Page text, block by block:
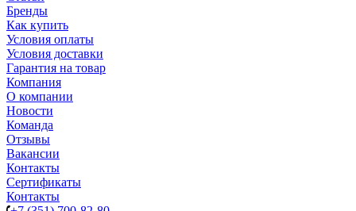
Бренды
Как купить
Условия оплаты
Условия доставки
Гарантия на товар
Компания
О компании
Новости
Команда
Отзывы
Вакансии
Контакты
Сертификаты
Контакты